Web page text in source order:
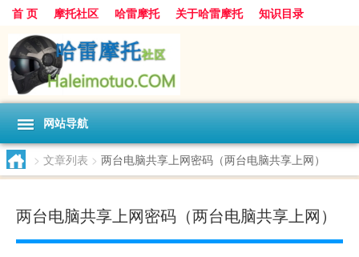
首 页 摩托社区 哈雷摩托 关于哈雷摩托 知识目录
网站导航
> 文章列表 > 两台电脑共享上网密码（两台电脑共享上网）
两台电脑共享上网密码（两台电脑共享上网）